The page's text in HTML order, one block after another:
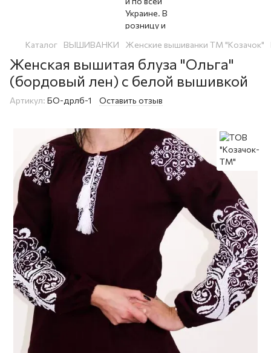
Каталог ВЫШИВАНКИ Женские вышиванки ТМ "Козачок"
Женская вышитая блуза "Ольга"
(бордовый лен) с белой вышивкой
Артикул: БО-дрлб-1 Оставить отзыв